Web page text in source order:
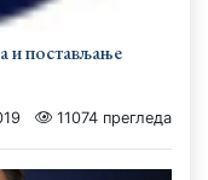
и постављање
11074 прегледа